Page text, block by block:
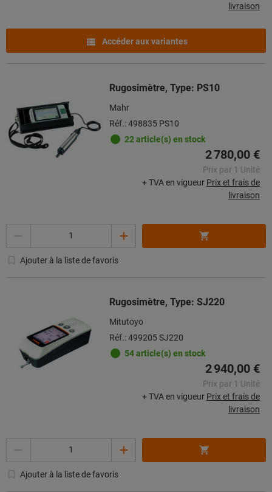
livraison
Accéder aux variantes
Rugosimètre, Type: PS10
Mahr
Réf.: 498835 PS10
22 article(s) en stock
2 780,00 €
Prix par 1 Unité
+ TVA en vigueur Prix et frais de
livraison
Ajouter à la liste de favoris
Rugosimètre, Type: SJ220
Mitutoyo
Réf.: 499205 SJ220
54 article(s) en stock
2 940,00 €
Prix par 1 Unité
+ TVA en vigueur Prix et frais de
livraison
Ajouter à la liste de favoris